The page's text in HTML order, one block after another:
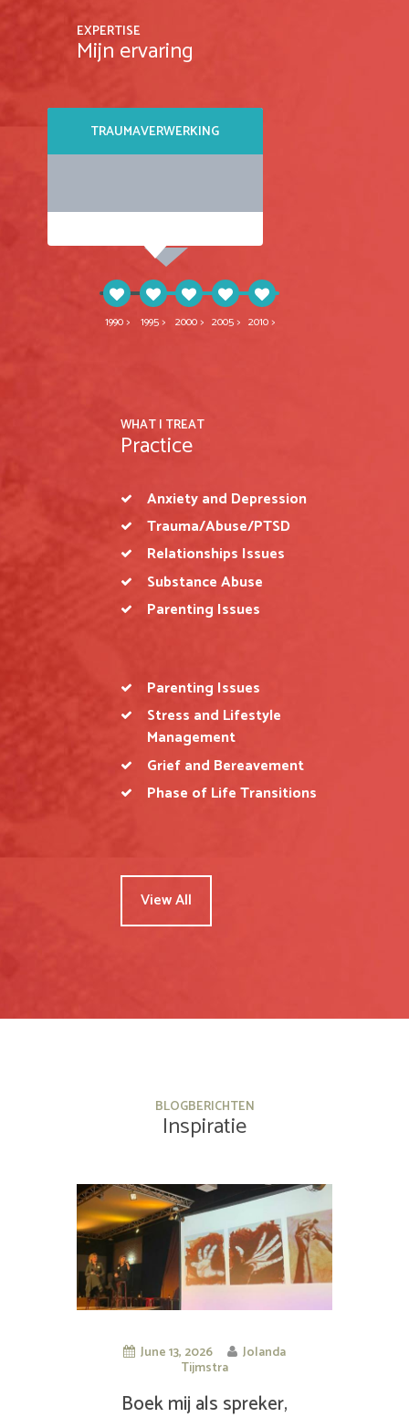
EXPERTISE
Mijn ervaring
TRAUMAVERWERKING
1990 > 1995 > 2000 > 2005 > 2010 >
WHAT I TREAT
Practice
Anxiety and Depression
Trauma/Abuse/PTSD
Relationships Issues
Substance Abuse
Parenting Issues
Parenting Issues
Stress and Lifestyle
Management
Grief and Bereavement
Phase of Life Transitions
View All
BLOGBERICHTEN
Inspiratie
June 13, 2026 Jolanda
Tijmstra
Boek mij als spreker,